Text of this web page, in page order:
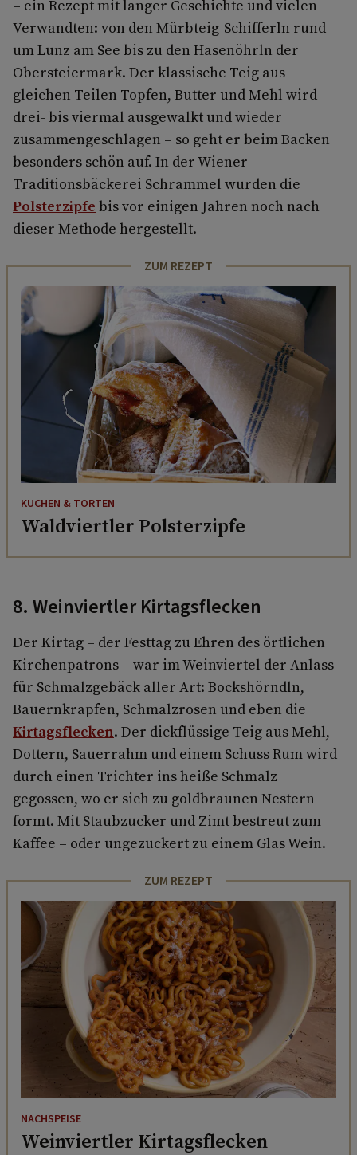
– ein Rezept mit langer Geschichte und vielen
Verwandten: von den Mürbteig-Schifferln rund
um Lunz am See bis zu den Hasenöhrln der
Obersteiermark. Der klassische Teig aus
gleichen Teilen Topfen, Butter und Mehl wird
drei- bis viermal ausgewalkt und wieder
zusammengeschlagen – so geht er beim Backen
besonders schön auf. In der Wiener
Traditionsbäckerei Schrammel wurden die
Polsterzipfe bis vor einigen Jahren noch nach
dieser Methode hergestellt.
ZUM REZEPT
KUCHEN & TORTEN
Waldviertler Polsterzipfe
8. Weinviertler Kirtagsflecken
Der Kirtag – der Festtag zu Ehren des örtlichen
Kirchenpatrons – war im Weinviertel der Anlass
für Schmalzgebäck aller Art: Bockshörndln,
Bauernkrapfen, Schmalzrosen und eben die
Kirtagsflecken. Der dickflüssige Teig aus Mehl,
Dottern, Sauerrahm und einem Schuss Rum wird
durch einen Trichter ins heiße Schmalz
gegossen, wo er sich zu goldbraunen Nestern
formt. Mit Staubzucker und Zimt bestreut zum
Kaffee – oder ungezuckert zu einem Glas Wein.
ZUM REZEPT
NACHSPEISE
Weinviertler Kirtagsflecken